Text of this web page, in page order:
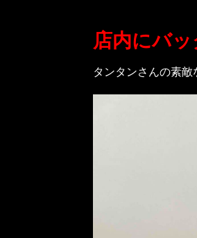
店内にバッ
タンタンさんの素敵